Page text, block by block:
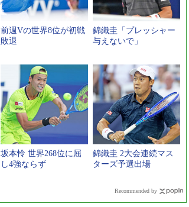
前週Vの世界8位が初戦
敗退
錦織圭「プレッシャー
与えないで」
坂本怜 世界268位に屈
し4強ならず
錦織圭 2大会連続マス
ターズ予選出場
Recommended by